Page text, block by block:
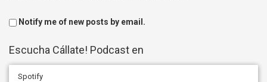
Notify me of new posts by email.
Escucha Cállate! Podcast en
Spotify